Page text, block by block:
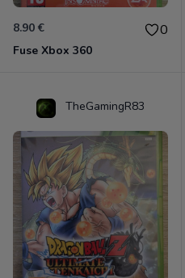
8.90 € 0
Fuse Xbox 360
TheGamingR83